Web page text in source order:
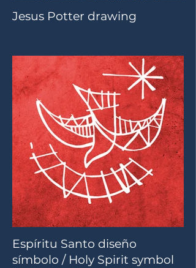
Jesus Potter drawing
Espíritu Santo diseño
símbolo / Holy Spirit symbol